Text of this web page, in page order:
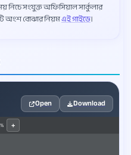
নিচে সংযুক্ত অফিসিয়াল সার্কুলার
অংশ বোঝার নিয়মএই গাইডে।
Open Download
+